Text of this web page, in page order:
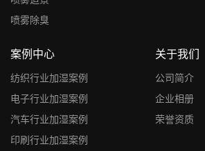
喷雾除臭
案例中心
纺织行业加湿案例
电子行业加湿案例
汽车行业加湿案例
印刷行业加湿案例
关于我们
公司简介
企业相册
荣誉资质